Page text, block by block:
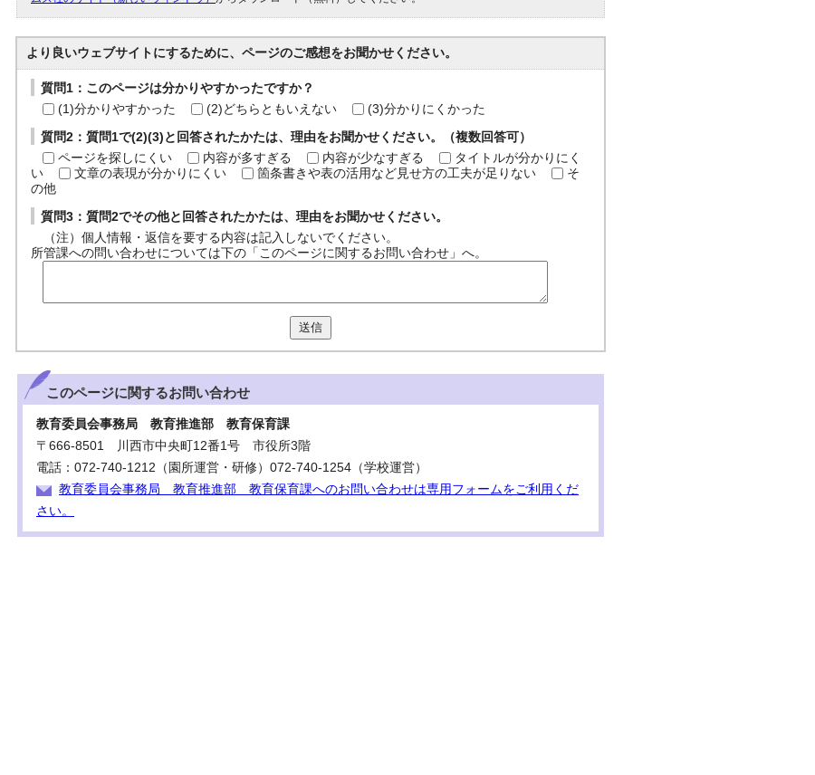
より良いウェブサイトにするために、ページのご感想をお聞かせください。
質問1：このページは分かりやすかったですか？
(1)分かりやすかった
(2)どちらともいえない (3)分かりにくかった
質問2：質問1で(2)(3)と回答されたかたは、理由をお聞かせください。（複数回答可）
ページを探しにくい
内容が多すぎる 内容が少なすぎる
タイトルが分かりにく
い
文章の表現が分かりにくい 箇条書きや表の活用など見せ方の工夫が足りない
そ
の他
質問3：質問2でその他と回答されたかたは、理由をお聞かせください。
（注）個人情報・返信を要する内容は記入しないでください。
所管課への問い合わせについては下の「このページに関するお問い合わせ」へ。
送信
このページに関するお問い合わせ
教育委員会事務局 教育推進部 教育保育課
〒666-8501 川西市中央町12番1号 市役所3階
電話：072-740-1212（園所運営・研修）072-740-1254（学校運営）
教育委員会事務局 教育推進部 教育保育課へのお問い合わせは専用フォームをご利用くだ
さい。